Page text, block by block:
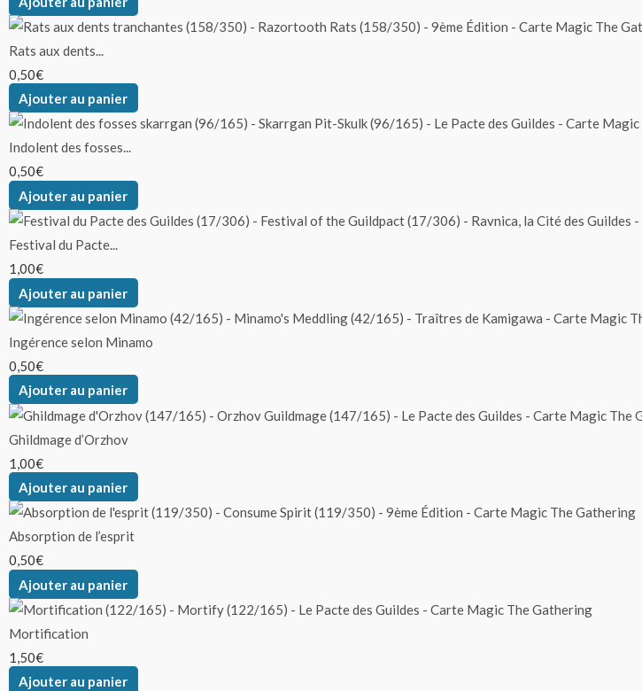
Rats aux dents...
0,50€
Ajouter au panier
Indolent des fosses...
0,50€
Ajouter au panier
Festival du Pacte...
1,00€
Ajouter au panier
Ingérence selon Minamo
0,50€
Ajouter au panier
Ghildmage d’Orzhov
1,00€
Ajouter au panier
Absorption de l’esprit
0,50€
Ajouter au panier
Mortification
1,50€
Ajouter au panier